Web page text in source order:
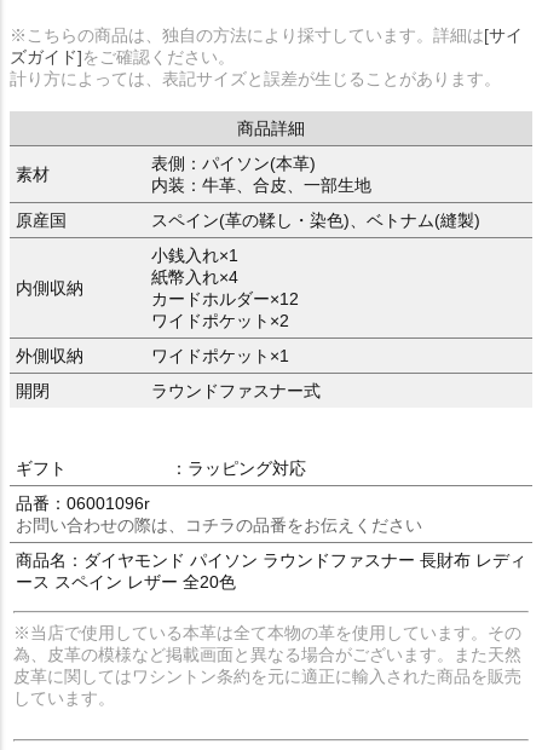
※こちらの商品は、独自の方法により採寸しています。詳細は[サイ
ズガイド]をご確認ください。
計り方によっては、表記サイズと誤差が生じることがあります。
商品詳細
素材
表側：パイソン(本革)
内装：牛革、合皮、一部生地
原産国
スペイン(革の鞣し・染色)、ベトナム(縫製)
内側収納
小銭入れ×1
紙幣入れ×4
カードホルダー×12
ワイドポケット×2
外側収納
ワイドポケット×1
開閉
ラウンドファスナー式
ギフト
：ラッピング対応
品番：06001096r
お問い合わせの際は、コチラの品番をお伝えください
商品名：ダイヤモンド パイソン ラウンドファスナー 長財布 レディ
ース スペイン レザー 全20色
※当店で使用している本革は全て本物の革を使用しています。その
為、皮革の模様など掲載画面と異なる場合がございます。また天然
皮革に関してはワシントン条約を元に適正に輸入された商品を販売
しています。